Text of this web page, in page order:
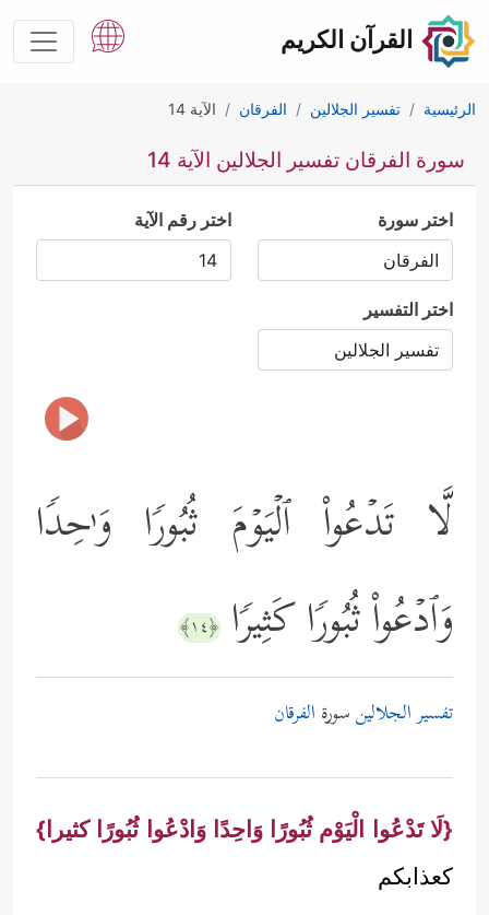
القرآن الكريم
الرئيسية تفسير الجلالين الفرقان الآية 14
سورة الفرقان تفسير الجلالين الآية 14
اختر سورة اختر رقم الآية
اختر التفسير
لَّا تَدۡعُواْ ٱلۡیَوۡمَ ثُبُورࣰا وَ ٰ⁠حِدࣰا
وَٱدۡعُواْ ثُبُورࣰا كَثِیرࣰا ﴿١٤﴾
تفسير الجلالينسورة الفرقان
{لَا تَدْعُوا الْيَوْم ثُبُورًا وَاحِدًا وَادْعُوا ثُبُورًا كثيرا}
كعذابكم